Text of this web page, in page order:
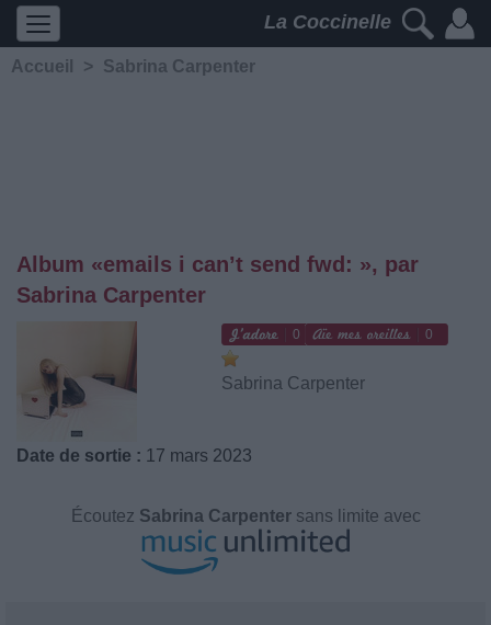
La Coccinelle
Accueil > Sabrina Carpenter
Album «emails i can’t send fwd: », par
Sabrina Carpenter
0 0
Sabrina Carpenter
Date de sortie : 17 mars 2023
Écoutez Sabrina Carpentersans limite avec